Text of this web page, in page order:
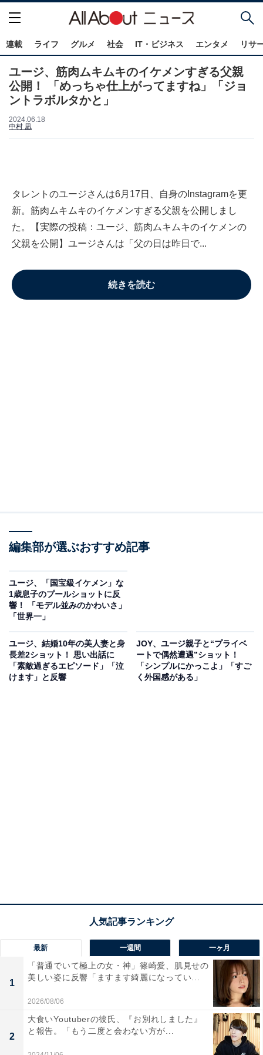
連載 ライフ グルメ 社会 IT・ビジネス エンタメ リサ
ユージ、筋肉ムキムキのイケメンすぎる父親
公開！ 「めっちゃ仕上がってますね」「ジョ
ントラボルタかと」
2024.06.18
中村 凪
タレントのユージさんは6月17日、自身のInstagramを更
新。筋肉ムキムキのイケメンすぎる父親を公開しまし
た。【実際の投稿：ユージ、筋肉ムキムキのイケメンの
父親を公開】ユージさんは「父の日は昨日で...
続きを読む
編集部が選ぶおすすめ記事
ユージ、「国宝級イケメン」な
1歳息子のプールショットに反
響！ 「モデル並みのかわいさ」
「世界一」
ユージ、結婚10年の美人妻と身
長差2ショット！ 思い出話に
「素敵過ぎるエピソード」「泣
けます」と反響
JOY、ユージ親子と“プライベ
ートで偶然遭遇”ショット！
「シンプルにかっこよ」「すご
く外国感がある」
最新 一週間 一ヶ月
1
「普通でいて極上の女・神」篠崎愛、肌見せの
美しい姿に反響「ますます綺麗になってい...
2026/08/06
2
大食いYoutuberの彼氏、『お別れしました』
と報告。「もう二度と会わない方が...